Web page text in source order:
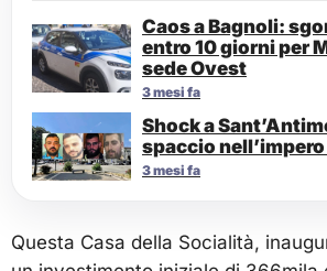
Caos a Bagnoli:
entro 10 giorni per
sede Ovest
3 mesi fa
Shock a
spaccio
3 mesi fa
Questa Casa della Socialità,